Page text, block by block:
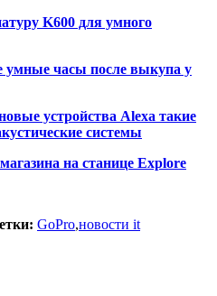
K600 для умного
умные часы после выкупа у
устройства Alexa такие
системы
на станице Explore
GoPro,новости it